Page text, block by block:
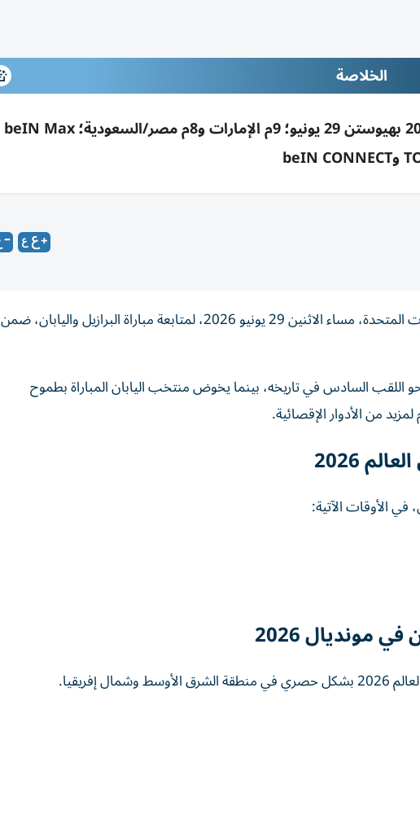
الخلاصة
مباراة البرازيل واليابان بدور الـ32 لكأس العالم 2026 بهيوستن 29 يونيو؛ 9م الإمارات و8م مصر/السعودية؛ beIN Max
تتجه أنظار جماهير كرة القدم إلى ملعب هيوستن في الولايات المتحدة، مساء الاثنين 29 يونيو 2026، لمتابعة مباراة البرازيل واليابان، ضمن
اللقب السادس في تاريخه، بينما يخوض منتخب اليابان المباراة بطموح
من الأدوار الإقصائية.
2026
في الأوقات الآتية:
مونديال 2026